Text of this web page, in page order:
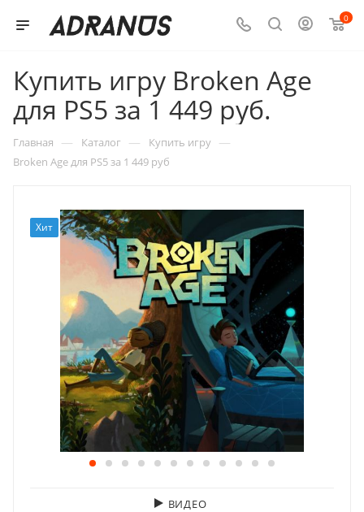
0
Купить игру Broken Age
для PS5 за 1 449 руб.
Главная — Каталог — Купить игру —
Broken Age для PS5 за 1 449 руб
Хит
ВИДЕО